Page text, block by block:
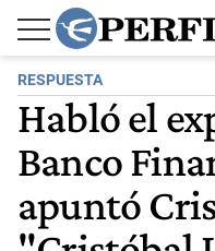
RESPUESTA
Habló el
Banco
apuntó